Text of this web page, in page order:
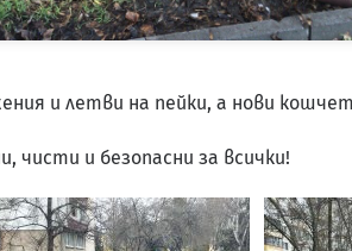
и летви на пейки, а нови
чисти и безопасни за всички!